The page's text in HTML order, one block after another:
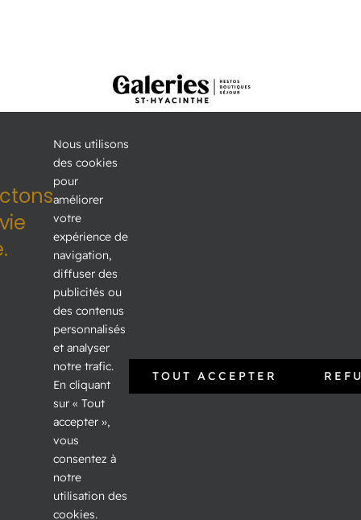
Téléphone:
Courriel:
Nous utilisons
des cookies
pour
améliorer
votre
expérience de
navigation,
diffuser des
publicités ou
des contenus
personnalisés
et analyser
notre trafic.
En cliquant
sur « Tout
accepter »,
vous
consentez à
notre
utilisation des
cookies.
TOUT ACCEPTER